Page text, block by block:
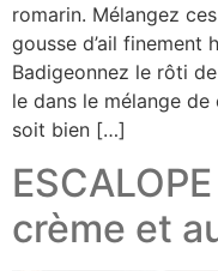
romarin. Mélangez
gousse d’ail finement
Badigeonnez le rôti
le dans le mélange de
soit bien […]
crème et